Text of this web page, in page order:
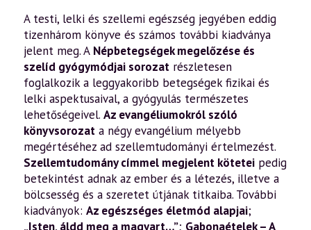
A testi, lelki és szellemi egészség jegyében eddig
tizenhárom könyve és számos további kiadványa
jelent meg. A Népbetegségek megelőzése és
szelíd gyógymódjai sorozat részletesen
foglalkozik a leggyakoribb betegségek fizikai és
lelki aspektusaival, a gyógyulás természetes
lehetőségeivel. Az evangéliumokról szóló
könyvsorozat a négy evangélium mélyebb
megértéséhez ad szellemtudományi értelmezést.
Szellemtudomány címmel megjelent kötetei pedig
betekintést adnak az ember és a létezés, illetve a
bölcsesség és a szeretet útjának titkaiba. További
kiadványok: Az egészséges életmód alapjai;
„Isten, áldd meg a magyart…”; Gabonaételek – A